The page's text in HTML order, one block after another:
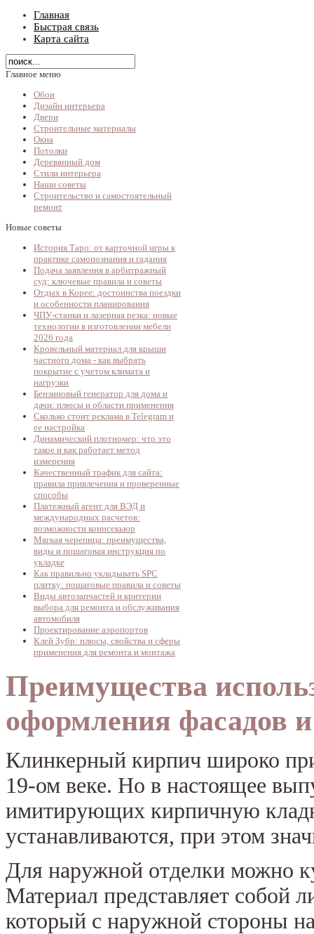
Главная
Быстрая связь
Карта сайта
Главное меню
Обои
Дизайн интерьера
Двери
Строительные материалы
Окна
Потолки
Деревянный дом
Стили интерьера
Наши советы
Строительство и самостоятельный
ремонт
Новые советы
История Таро: от карточной игры к
практике самопознания и гадания
Подача заявления в арбитражный
суд: ключевые правила и советы
Отдых в Корее: достоинства поездки
и особенности планирования
ЧПУ-станки и лазерная резка: новые
технологии в изготовлении мебели
2026 года
Кровельный материал для крыши
частного дома - как выбрать
покрытие с учетом климата и
нагрузки
Бензиновый генератор для дома и
дачи: плюсы и области применения
Сколько стоит реклама в Telegram и
ее настройка
Динамический плотномер: что это
такое и как работает метод
измерения
Качественный трафик для сайта:
правила привлечения и проверенные
способы
Платежный агент для ВЭД и
международных расчетов:
возможности коинсекьюр
Мягкая черепица: преимущества,
виды и пошаговая инструкция по
укладке
Как правильно укладывать SPC
плитку: пошаговые правила и советы
Виды автозапчастей и критерии
выбора для ремонта и обслуживания
автомобиля
Проектирование аэропортов
Клей Зубр: плюсы, свойства и сферы
применения для ремонта и монтажа
Преимущества
оформления фасадов
Клинкерный кирпич широко
19-ом веке. Но в настоящее
имитирующих кирпичную
устанавливаются, при этом
Для наружной отделки можно
Материал представляет собой
который с наружной стороны